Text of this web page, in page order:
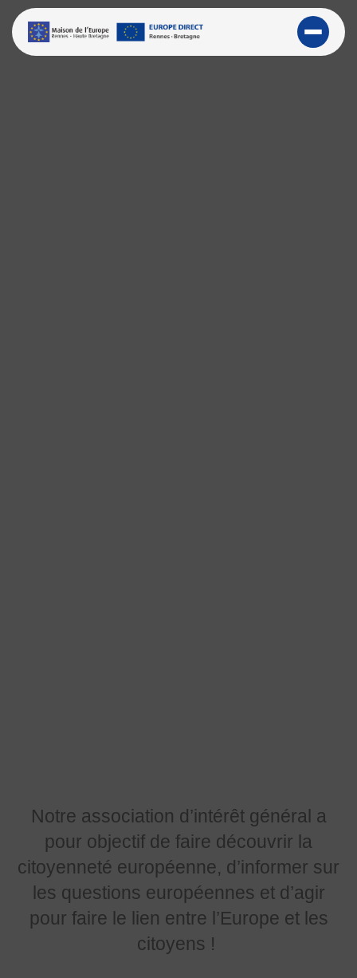
Notre association d’intérêt général a
pour objectif de faire découvrir la
citoyenneté européenne, d’informer sur
les questions européennes et d’agir
pour faire le lien entre l’Europe et les
citoyens !